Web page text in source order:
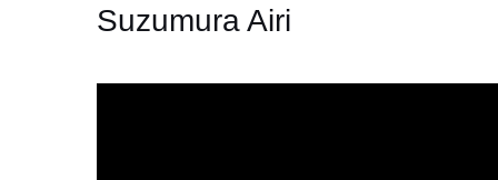
Suzumura Airi